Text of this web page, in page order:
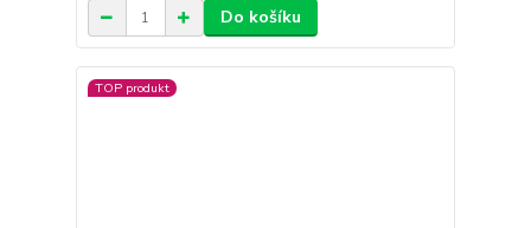
Do košíku
TOP produkt